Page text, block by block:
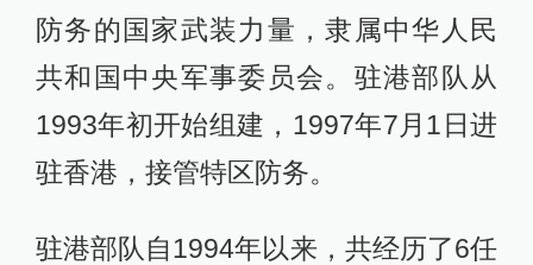
防务的国家武装力量，隶属中华人民
共和国中央军事委员会。驻港部队从
1993年初开始组建，1997年7月1日进
驻香港，接管特区防务。
驻港部队自1994年以来，共经历了6任